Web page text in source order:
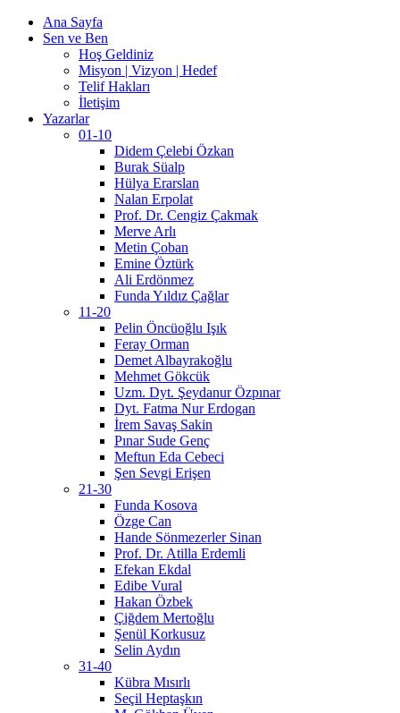
Ana Sayfa
Sen ve Ben
Hoş Geldiniz
Misyon | Vizyon | Hedef
Telif Hakları
İletişim
Yazarlar
01-10
Didem Çelebi Özkan
Burak Süalp
Hülya Erarslan
Nalan Erpolat
Prof. Dr. Cengiz Çakmak
Merve Arlı
Metin Çoban
Emine Öztürk
Ali Erdönmez
Funda Yıldız Çağlar
11-20
Pelin Öncüoğlu Işık
Feray Orman
Demet Albayrakoğlu
Mehmet Gökcük
Uzm. Dyt. Şeydanur Özpınar
Dyt. Fatma Nur Erdogan
İrem Savaş Sakin
Pınar Sude Genç
Meftun Eda Cebeci
Şen Sevgi Erişen
21-30
Funda Kosova
Özge Can
Hande Sönmezerler Sinan
Prof. Dr. Atilla Erdemli
Efekan Ekdal
Edibe Vural
Hakan Özbek
Çiğdem Mertoğlu
Şenül Korkusuz
Selin Aydın
31-40
Kübra Mısırlı
Seçil Heptaşkın